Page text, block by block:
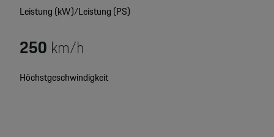
Mein Porsche Account
Porsche Poster Designer
Leistung (kW)/Leistung (PS)
250 km/h
Höchstgeschwindigkeit